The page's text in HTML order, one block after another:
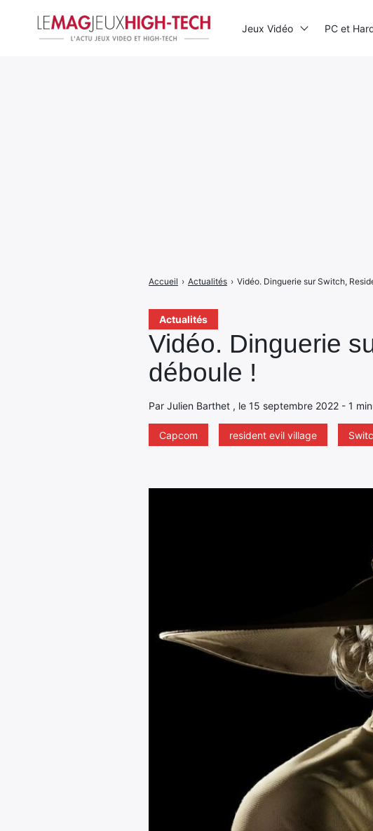
Actualités
Vidéo. Dinguerie
déboule !
Par Julien Barthet , le 15 septembre 2022 - 1
Capcom resident evil village
Accueil › Actualités › Vidéo. Dinguerie sur Switch,
Jeux Vidéo PC et